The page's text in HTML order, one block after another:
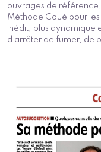
ouvrages de
Méthode Coué pour
inédit, plus dynamique
d’arrêter de fumer, de